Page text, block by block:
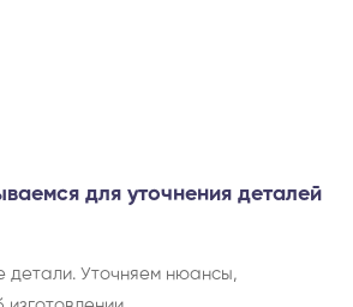
для уточнения деталей
детали. Уточняем нюансы,